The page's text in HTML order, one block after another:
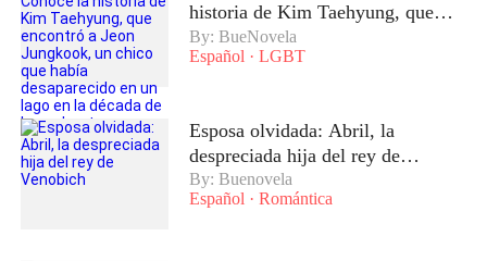
historia de Kim Taehyung, que
encontró a Jeon Jungkook, un
chico que había desaparecido en
By: BueNovela
Español ·LGBT
Esposa olvidada: Abril, la
despreciada hija del rey de
Venobich
By: Buenovela
Español ·Romántica